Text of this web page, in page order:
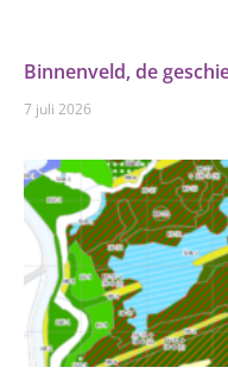
Binnenveld, de
7 juli 2026